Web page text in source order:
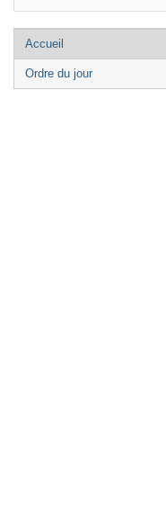
Menu
de
l'événement
Accueil
Ordre du jour